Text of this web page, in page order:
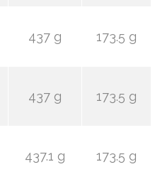
437 g 173.5 g
437 g 173.5 g
437.1 g 173.5 g